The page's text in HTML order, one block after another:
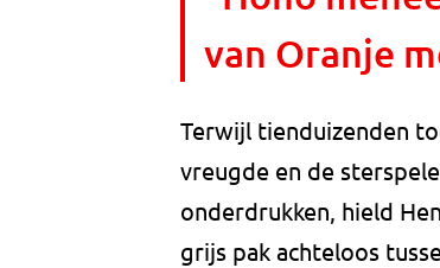
van Oranje
Terwijl tienduizenden
vreugde en de
onderdrukken, hield
grijs pak achteloos